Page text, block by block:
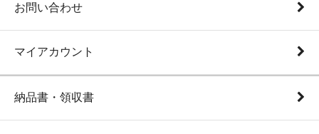
お問い合わせ
マイアカウント
納品書・領収書